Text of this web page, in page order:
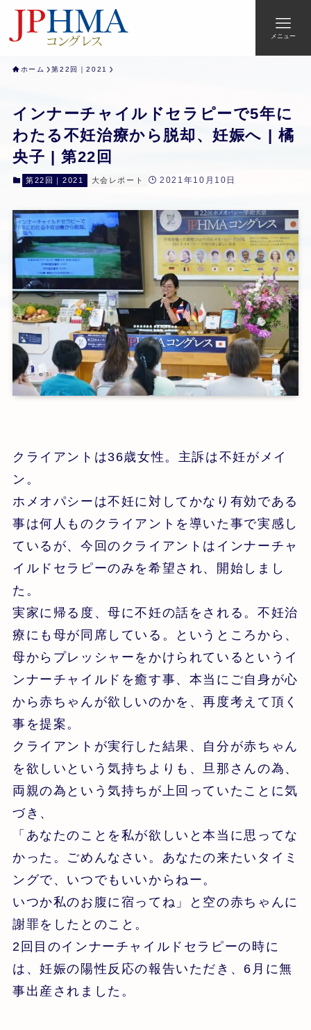
メニュー
ホーム 第22回｜2021
インナーチャイルドセラピーで5年に
わたる不妊治療から脱却、妊娠へ | 橘
央子 | 第22回
第22回｜2021 大会レポート 2021年10月10日
クライアントは36歳女性。主訴は不妊がメイ
ン。
ホメオパシーは不妊に対してかなり有効である
事は何人ものクライアントを導いた事で実感し
ているが、今回のクライアントはインナーチャ
イルドセラピーのみを希望され、開始しまし
た。
実家に帰る度、母に不妊の話をされる。不妊治
療にも母が同席している。というところから、
母からプレッシャーをかけられているというイ
ンナーチャイルドを癒す事、本当にご自身が心
から赤ちゃんが欲しいのかを、再度考えて頂く
事を提案。
クライアントが実行した結果、自分が赤ちゃん
を欲しいという気持ちよりも、旦那さんの為、
両親の為という気持ちが上回っていたことに気
づき、
「あなたのことを私が欲しいと本当に思ってな
かった。ごめんなさい。あなたの来たいタイミ
ングで、いつでもいいからねー。
いつか私のお腹に宿ってね」と空の赤ちゃんに
謝罪をしたとのこと。
2回目のインナーチャイルドセラピーの時に
は、妊娠の陽性反応の報告いただき、6月に無
事出産されました。